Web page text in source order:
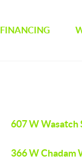
FINANCING
607 W Wasatch
366 W Chadam